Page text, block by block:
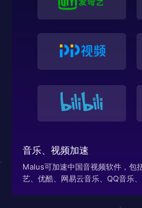
音乐、视频加速
Malus可加速中国音视频软件，包
艺、优酷、网易云音乐、QQ音乐